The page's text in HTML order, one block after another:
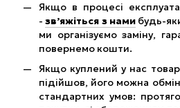
Якщо в процесі
-зв’яжіться з нами будь-
ми організуємо заміну,
повернемо кошти.
Якщо куплений у нас
підійшов, його можна
стандартних умов: